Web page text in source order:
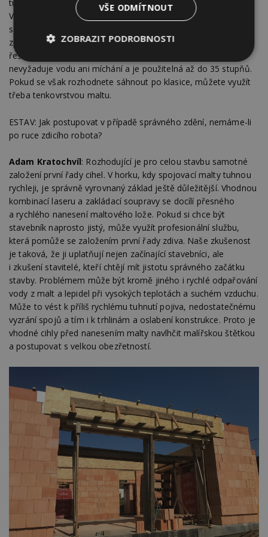
tuhnout příliš rychle, což zvyšuje riziko vzniku defektů.
V některých případech je proto vhodnější sáhnout po směsích
s pomalejší reakcí, které umožní korekci a lepší
zpracovatelnost i při vyšších teplotách. Velmi praktickým
řešením pro letní podmínky je speciální zdicí pěna, která
nevyžaduje vodu ani míchání a je použitelná až do 35 stupňů.
Pokud se však rozhodnete sáhnout po klasice, můžete využít
třeba tenkovrstvou maltu.
ESTAV: Jak postupovat v případě správného zdění, nemáme-li
po ruce zdicího robota?
Adam Kratochvíl: Rozhodující je pro celou stavbu samotné
založení první řady cihel. V horku, kdy spojovací malty tuhnou
rychleji, je správně vyrovnaný základ ještě důležitější. Vhodnou
kombinací laseru a zakládací soupravy se docílí přesného
a rychlého nanesení maltového lože. Pokud si chce být
stavebník naprosto jistý, může využít profesionální službu,
která pomůže se založením první řady zdiva. Naše zkušenost
je taková, že ji uplatňují nejen začínající stavebníci, ale
i zkušení stavitelé, kteří chtějí mít jistotu správného začátku
stavby. Problémem může být kromě jiného i rychlé odpařování
vody z malt a lepidel při vysokých teplotách a suchém vzduchu.
Může to vést k příliš rychlému tuhnutí pojiva, nedostatečnému
vyzrání spojů a tím i k trhlinám a oslabení konstrukce. Proto je
vhodné cihly před nanesením malty navlhčit malířskou štětkou
a postupovat s velkou obezřetností.
VŠE ODMÍTNOUT
ZOBRAZIT PODROBNOSTI
Nezbytně
nutné
soubory
Výkonové
soubory
Soubory
cílení
Funkční soubory
Nezařazené
Nezbytně nutné soubory
Výkonové soubory
Soubory cílení
Funkční soubory
Nezařazené soubory
Nezbytně nutné soubory cookie umožňují základní
funkce webových stránek, jako je přihlášení
uživatele a správa účtu. Webové stránky nelze bez
nezbytně nutných souborů cookie správně
používat.
Název
Provider/
Vyprší
minuty
_dc_gtm_UA-53599847-1
.estav.cz
53
sekund